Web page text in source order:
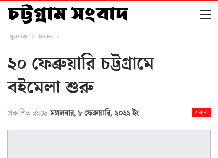
মূলপাতা অন্যান্য
২০ ফেব্রুয়ারি চট্টগ্রামে
বইমেলা শুরু
অন্যান্য
প্রকাশিত হয়ছে মঙ্গলবার, ৮ ফেব্রুয়ারি, ২০২২ ইং